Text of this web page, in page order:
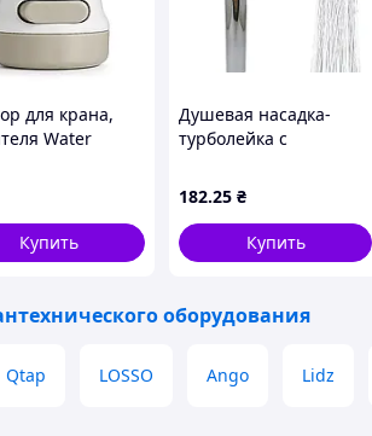
для крана,
Water
Купить
Душевая насадка-
турболейка с
градусов
182.25 ₴
Купить
оборудования
Qtap LOSSO Ango Lidz